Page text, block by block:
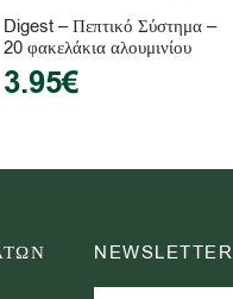
Digest – Πεπτικό Σύστημα –
20 φακελάκια αλουμινίου
3.95€
NEWSLETTER